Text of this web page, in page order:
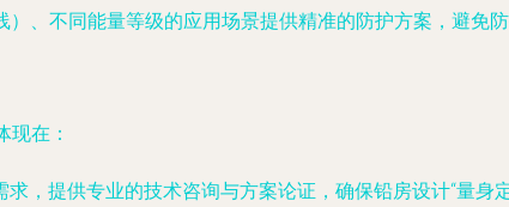
、不同能量等级的应用场景提供精准的防护方案，避免
现在：
，提供专业的技术咨询与方案论证，确保铅房设计“量身